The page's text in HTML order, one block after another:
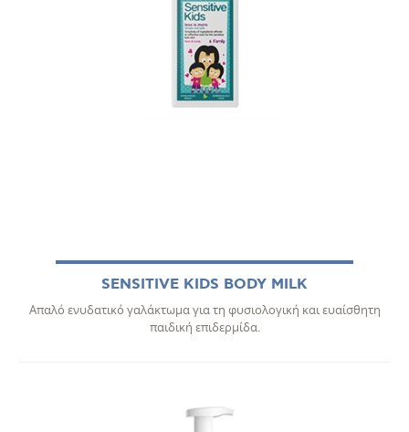
SENSITIVE KIDS BODY MILK
Απαλό ενυδατικό γαλάκτωμα για τη φυσιολογική και ευαίσθητη
παιδική επιδερμίδα.